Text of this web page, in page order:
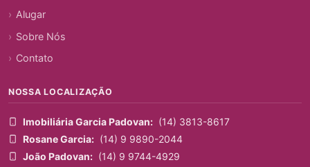
Alugar
Sobre Nós
Contato
NOSSA LOCALIZAÇÃO
Imobiliária Garcia Padovan: (14) 3813-8617
Rosane Garcia: (14) 9 9890-2044
João Padovan: (14) 9 9744-4929